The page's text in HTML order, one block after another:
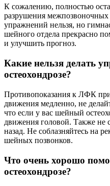
К сожалению, полностью
разрушения
упражнений нельзя, но
шейного отдела прекрасно
и улучшить прогноз.
Какие нельзя делать
остеохондрозе?
Противопоказания к ЛФК
движения медленно, не
что если у вас шейный
движения головой. Также не
назад. Не соблазняйтесь на
шейных позвонков.
Что очень хорошо
остеохондрозе?